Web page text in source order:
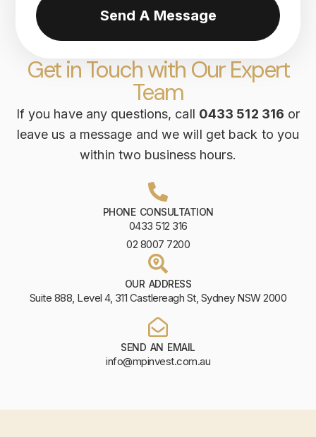
Get in Touch with Our Expert
Team
If you have any questions, call 0433 512 316 or
leave us a message and we will get back to you
within two business hours.
PHONE CONSULTATION
0433 512 316
02 8007 7200
OUR ADDRESS
Suite 888, Level 4, 311 Castlereagh St, Sydney NSW 2000
SEND AN EMAIL
info@mpinvest.com.au
Send A Message